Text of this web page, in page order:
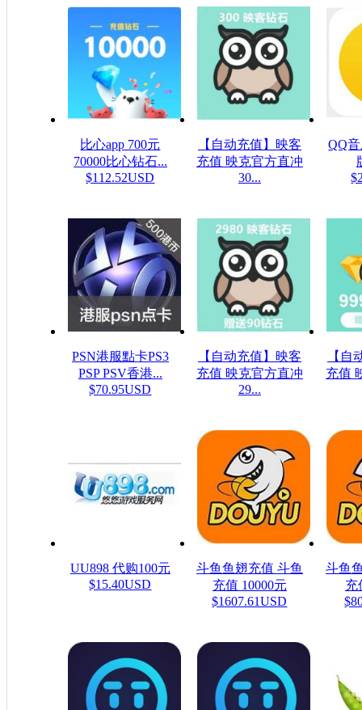
比心app 700元
70000比心钻石...
$112.52USD
【自动充值】映客
充值 映克官方直冲
30...
QQ
PSN港服點卡PS3
PSP PSV香港...
$70.95USD
【自动充值】映客
充值 映克官方直冲
29...
【自
充值
UU898 代购100元
$15.40USD
斗鱼鱼翅充值 斗鱼
充值 10000元
$1607.61USD
斗鱼
充